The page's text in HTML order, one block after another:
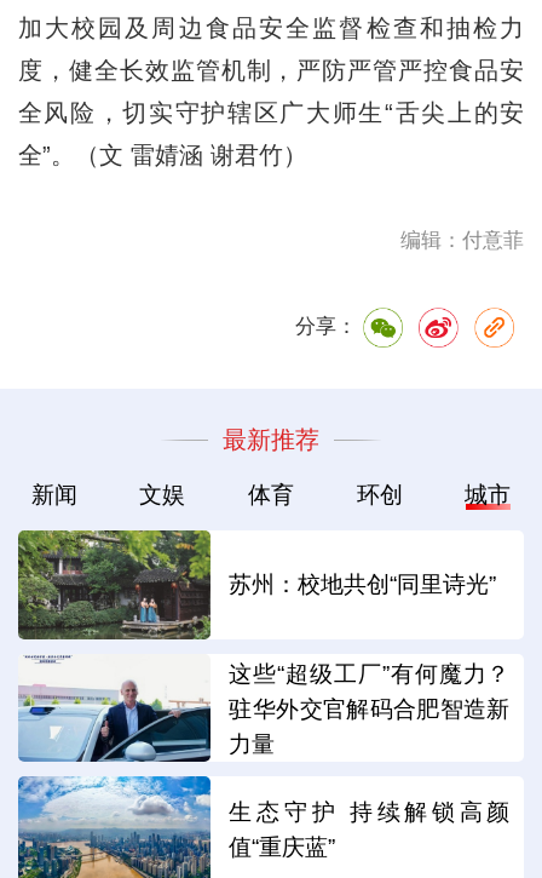
加大校园及周边食品安全监督检查和抽检力
度，健全长效监管机制，严防严管严控食品安
全风险，切实守护辖区广大师生“舌尖上的安
全”。（文 雷婧涵 谢君竹）
编辑：付意菲
分享：
最新推荐
新闻 文娱 体育 环创 城市
苏州：校地共创“同里诗光”
这些“超级工厂”有何魔力？
驻华外交官解码合肥智造新
力量
生态守护 持续解锁高颜
值“重庆蓝”